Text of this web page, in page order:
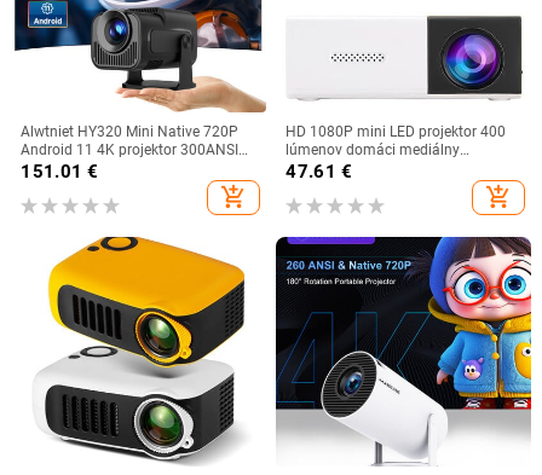
Alwtniet HY320 Mini Native 720P
Android 11 4K projektor 300ANSI
Wifi6 BT5.0 Cinema Vonkajší
videoprojektor
151.01 €
add_shopping_cart
HD 1080P mini LED projektor 400
lúmenov domáci mediálny
prehrávač 320x240 prenosný LED
ovládačom
47.61 €
add_shopping_cart